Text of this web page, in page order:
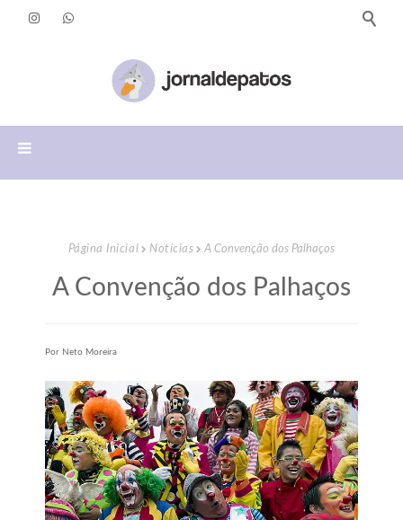
Página Inicial Notícias A Convenção dos Palhaços
A Convenção dos Palhaços
Por Neto Moreira